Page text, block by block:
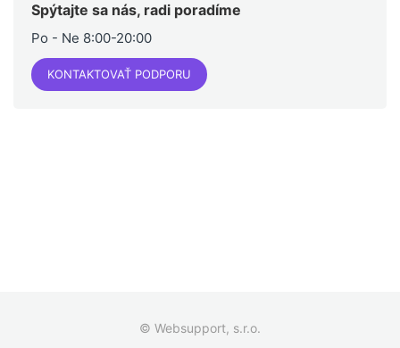
Spýtajte sa nás, radi poradíme
Po - Ne 8:00-20:00
KONTAKTOVAŤ PODPORU
© Websupport, s.r.o.